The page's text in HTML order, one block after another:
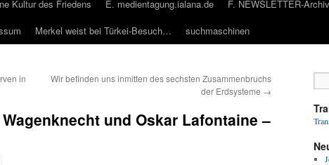
Kultur des Friedens E. medientagung.ialana.de
F. NEWSLETTER-Archiv
Merkel weist bei Türkei-Besuch… suchmaschinen
in
Wir befinden uns inmitten des sechsten Zusammenbruchs
der Erdsysteme →
und Oskar Lafontaine –